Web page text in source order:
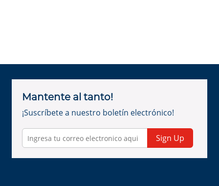
Mantente al tanto!
¡Suscríbete a nuestro boletín electrónico!
Sign Up